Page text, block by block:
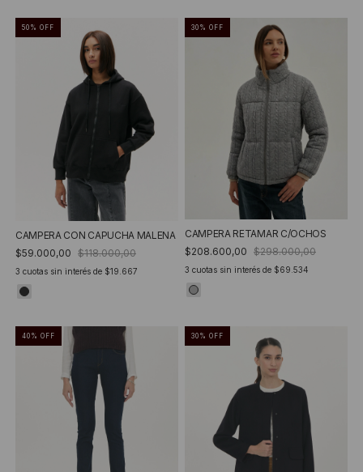
50 % OFF
CAMPERA CON CAPUCHA MALENA
$59.000,00 $118.000,00
3 cuotas sin interés de $19.667
30 % OFF
CAMPERA RETAMAR C/OCHOS
$208.600,00 $298.000,00
3 cuotas sin interés de $69.534
40 % OFF 30 % OFF